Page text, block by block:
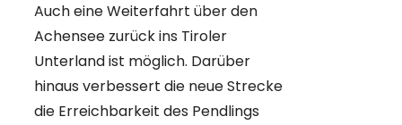
Auch eine Weiterfahrt über den
Achensee zurück ins Tiroler
Unterland ist möglich. Darüber
hinaus verbessert die neue Strecke
die Erreichbarkeit des Pendlings